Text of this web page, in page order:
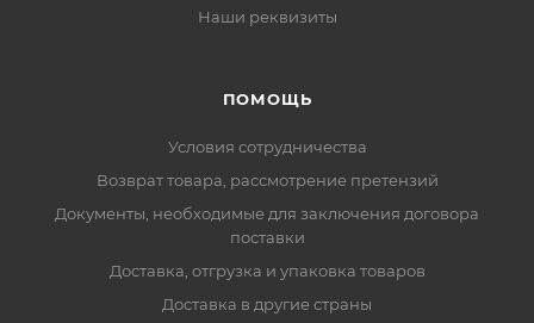
Наши реквизиты
ПОМОЩЬ
Условия сотрудничества
Возврат товара, рассмотрение претензий
Документы, необходимые для заключения договора
поставки
Доставка, отгрузка и упаковка товаров
Доставка в другие страны